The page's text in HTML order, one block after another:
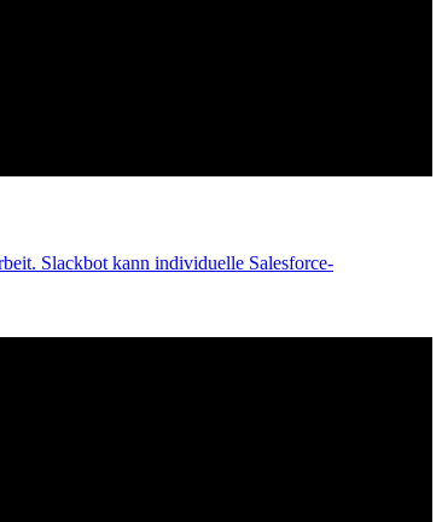
Slackbot kann individuelle Salesforce-